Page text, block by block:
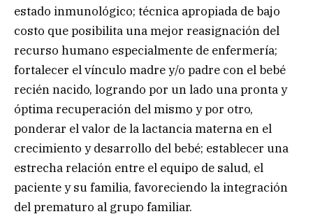
estado inmunológico; técnica apropiada de bajo
costo que posibilita una mejor reasignación del
recurso humano especialmente de enfermería;
fortalecer el vínculo madre y/o padre con el bebé
recién nacido, logrando por un lado una pronta y
óptima recuperación del mismo y por otro,
ponderar el valor de la lactancia materna en el
crecimiento y desarrollo del bebé; establecer una
estrecha relación entre el equipo de salud, el
paciente y su familia, favoreciendo la integración
del prematuro al grupo familiar.